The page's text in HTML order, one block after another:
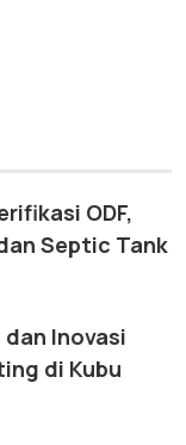
ODF,
Septic Tank
dan Inovasi
di Kubu